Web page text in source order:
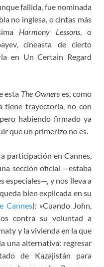
fallida, fue nominada
no inglesa, o cintas más
Harmony Lessons, o
cineasta de cierto
en Un Certain Regard
esta The Owners es, como
tiene trayectoria, no con
habiendo firmado ya
que un primerizo no es.
participación en Cannes,
sección oficial —estaba
especiales—, y nos lleva a
bien explicada en su
Cannes): «Cuando John,
contra su voluntad a
y la vivienda en la que
una alternativa: regresar
de Kazajistán para